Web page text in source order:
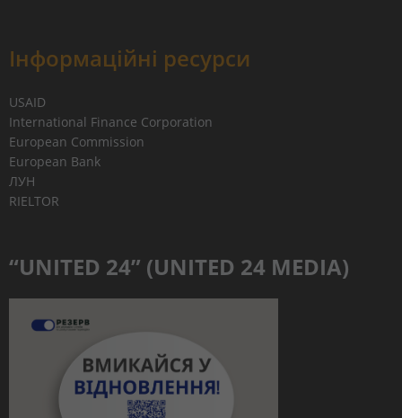
Інформаційні ресурси
USAID
International Finance Corporation
European Commission
European Bank
ЛУН
RIELTOR
“UNITED 24” (UNITED 24 MEDIA)